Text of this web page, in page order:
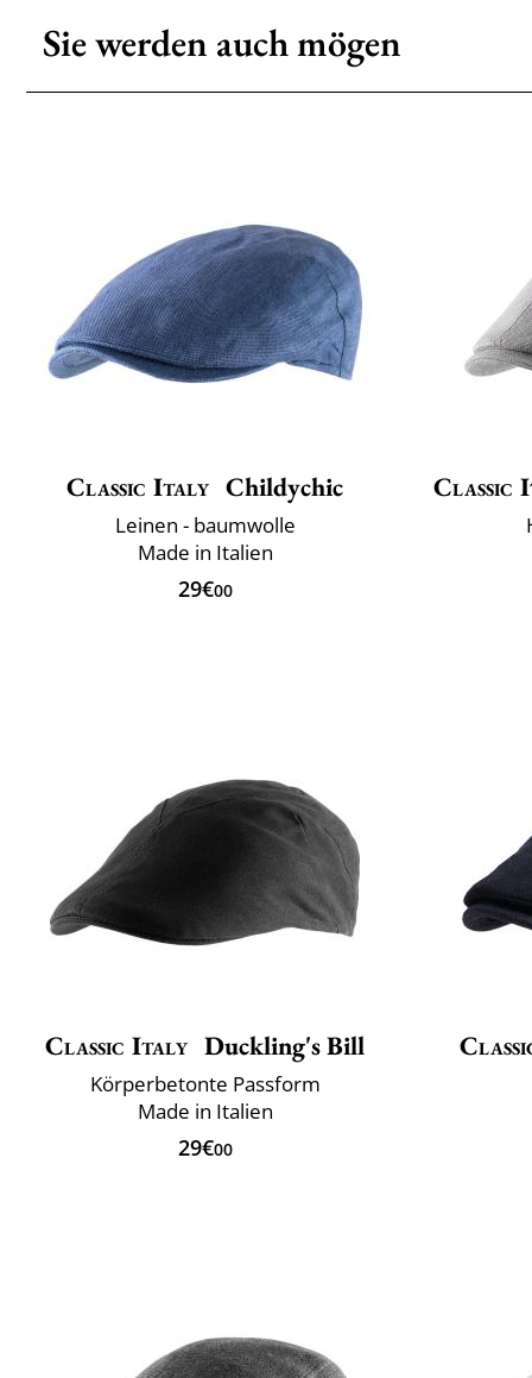
Sie werden auch mögen
Classic Italy Childychic
Leinen - baumwolle
Made in Italien
29€00
Classic
Classic Italy Duckling's Bill
Körperbetonte Passform
Made in Italien
29€00